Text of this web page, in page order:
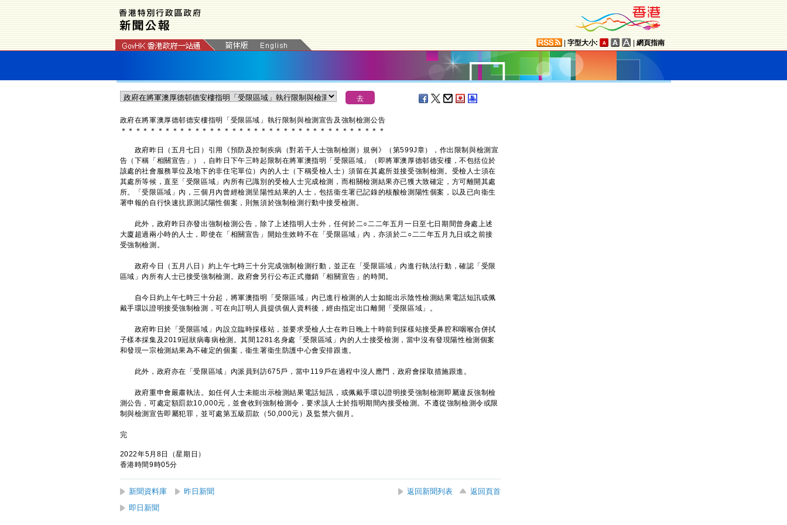
字型大小: 網頁指南
政府在將軍澳厚德邨德安樓指明「受限區域」執行限制與檢測宣告及強制檢測公告
＊ ＊ ＊ ＊ ＊ ＊ ＊ ＊ ＊ ＊ ＊ ＊ ＊ ＊ ＊ ＊ ＊ ＊ ＊ ＊ ＊ ＊ ＊ ＊ ＊ ＊ ＊ ＊ ＊ ＊ ＊ ＊ ＊ ＊ ＊ ＊
政府昨日（五月七日）引用《預防及控制疾病（對若干人士強制檢測）規例》（第599J章），作出限制與檢測宣
告（下稱「相關宣告」），自昨日下午三時起限制在將軍澳指明「受限區域」（即將軍澳厚德邨德安樓，不包括位於
該處的社會服務單位及地下的非住宅單位）內的人士（下稱受檢人士）須留在其處所並接受強制檢測。受檢人士須在
其處所等候，直至「受限區域」內所有已識別的受檢人士完成檢測，而相關檢測結果亦已獲大致確定，方可離開其處
所。「受限區域」內，三個月內曾經檢測呈陽性結果的人士，包括衞生署已記錄的核酸檢測陽性個案，以及已向衞生
署申報的自行快速抗原測試陽性個案，則無須於強制檢測行動中接受檢測。
此外，政府昨日亦發出強制檢測公告，除了上述指明人士外，任何於二○二二年五月一日至七日期間曾身處上述
大廈超過兩小時的人士，即使在「相關宣告」開始生效時不在「受限區域」內，亦須於二○二二年五月九日或之前接
受強制檢測。
政府今日（五月八日）約上午七時三十分完成強制檢測行動，並正在「受限區域」內進行執法行動，確認「受限
區域」內所有人士已接受強制檢測。政府會另行公布正式撤銷「相關宣告」的時間。
自今日約上午七時三十分起，將軍澳指明「受限區域」內已進行檢測的人士如能出示陰性檢測結果電話短訊或佩
戴手環以證明接受強制檢測，可在向訂明人員提供個人資料後，經由指定出口離開「受限區域」。
政府昨日於「受限區域」內設立臨時採樣站，並要求受檢人士在昨日晚上十時前到採樣站接受鼻腔和咽喉合併拭
子樣本採集及2019冠狀病毒病檢測。其間1281名身處「受限區域」內的人士接受檢測，當中沒有發現陽性檢測個案
和發現一宗檢測結果為不確定的個案，衞生署衞生防護中心會安排跟進。
此外，政府亦在「受限區域」內派員到訪675戶，當中119戶在過程中沒人應門，政府會採取措施跟進。
政府重申會嚴肅執法。如任何人士未能出示檢測結果電話短訊，或佩戴手環以證明接受強制檢測即屬違反強制檢
測公告，可處定額罰款10,000元，並會收到強制檢測令，要求該人士於指明期間內接受檢測。不遵從強制檢測令或限
制與檢測宣告即屬犯罪，並可處第五級罰款（50,000元）及監禁六個月。
完
2022年5月8日（星期日）
香港時間9時05分
新聞資料庫 昨日新聞 返回新聞列表
返回頁首
即日新聞